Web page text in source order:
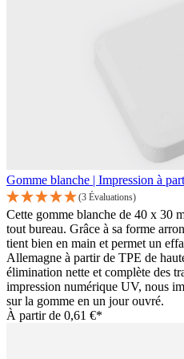
Gomme blanche | Impression à
(3 Évaluations)
Cette gomme blanche de 40 x 30
tout bureau. Grâce à sa forme
tient bien en main et permet un
Allemagne à partir de TPE de
élimination nette et complète des
impression numérique UV, nous
sur la gomme en un jour ouvré.
À partir de 0,61 €*